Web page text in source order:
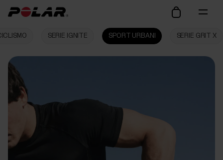
SERIE IGNITE SPORT URBANI SERIE GRIT X